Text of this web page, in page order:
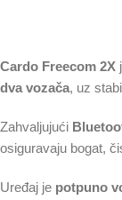
Cardo Freecom 2X
dva vozača, uz
Zahvaljujući
osiguravaju bogat,
Uređaj je potpuno